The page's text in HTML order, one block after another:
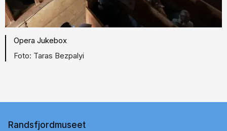
Opera Jukebox
Taras Bezpalyi
Randsfjordmuseet